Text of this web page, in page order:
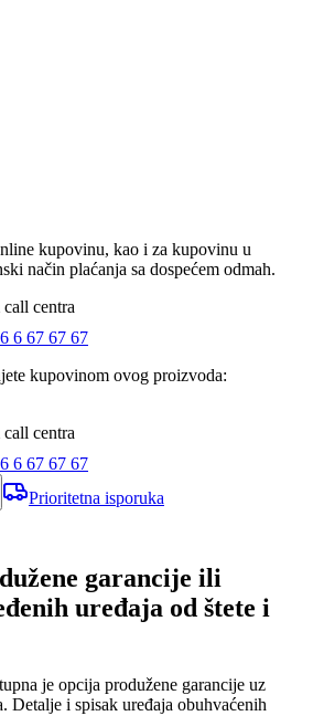
kupovinu, kao i za kupovinu u
način plaćanja sa dospećem odmah.
centra
6 67 67 67
kupovinom ovog proizvoda:
centra
6 67 67 67
Prioritetna isporuka
garancije ili
uređaja od štete i
je opcija produžene garancije uz
Detalje i spisak uređaja obuhvaćenih